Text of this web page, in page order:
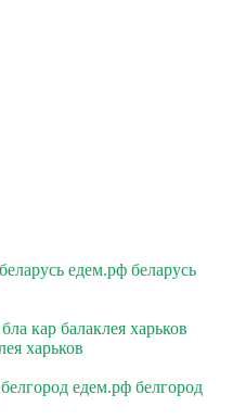
едем.рф беларусь
кар балаклея харьков
харьков
едем.рф белгород